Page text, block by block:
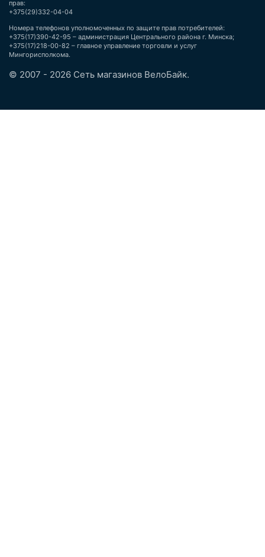
прав:
+375(29)332-04-04
Номера телефонов уполномоченных по защите прав потребителей:
+375(17)390-42-95 – администрация Центрального района г. Минска;
+375(17)218-00-82 – главное управление торговли и услуг
Мингорисполкома.
© 2007 - 2026 Сеть магазинов ВелоБайк.